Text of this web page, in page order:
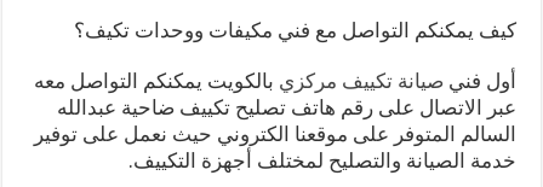
كيف يمكنكم التواصل مع فني مكيفات ووحدات تكيف؟
أول فنيصيانة تكييف مركزي بالكويت يمكنكم التواصل معه
عبر الاتصال على رقم هاتف تصليح تكييف ضاحية عبدالله
السالم المتوفر على موقعنا الكتروني حيث نعمل على توفير
خدمة الصيانة والتصليح لمختلف أجهزة التكييف.